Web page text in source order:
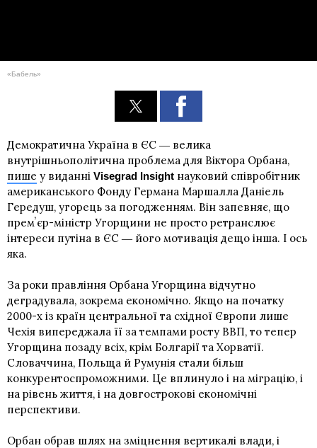
«Бабель»
Демократична Україна в ЄС ― велика
внутрішньополітична проблема для Віктора Орбана,
пише у виданні Visegrad Insight науковий співробітник
американського Фонду Германа Маршалла Даніель
Гередуш, угорець за погодженням. Він запевняє, що
премʼєр-міністр Угорщини не просто ретранслює
інтереси путіна в ЄС ― його мотивація дещо інша. І ось
яка.
За роки правління Орбана Угорщина відчутно
деградувала, зокрема економічно. Якщо на початку
2000-х із країн центральної та східної Європи лише
Чехія випереджала її за темпами росту ВВП, то тепер
Угорщина позаду всіх, крім Болгарії та Хорватії.
Словаччина, Польща й Румунія стали більш
конкурентоспроможними. Це вплинуло і на міграцію, і
на рівень життя, і на довгострокові економічні
перспективи.
Орбан обрав шлях на зміцнення вертикалі влади, і